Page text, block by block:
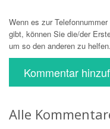
Wenn es zur
gibt, können Sie die/der
um so den anderen zu helfen.
Kommentar
Alle